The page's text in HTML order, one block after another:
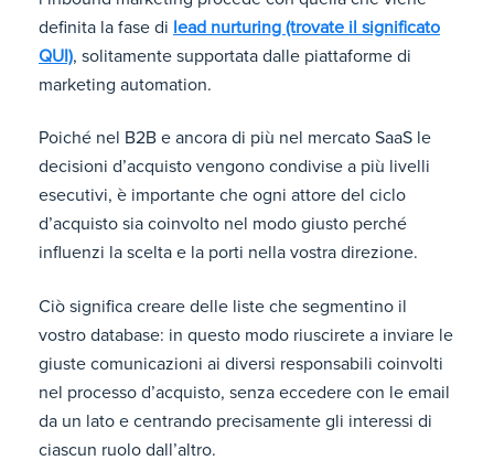
definita la fase di lead nurturing (trovate il significato
QUI), solitamente supportata dalle piattaforme di
marketing automation.
Poiché nel B2B e ancora di più nel mercato SaaS le
decisioni d’acquisto vengono condivise a più livelli
esecutivi, è importante che ogni attore del ciclo
d’acquisto sia coinvolto nel modo giusto perché
influenzi la scelta e la porti nella vostra direzione.
Ciò significa creare delle liste che segmentino il
vostro database: in questo modo riuscirete a inviare le
giuste comunicazioni ai diversi responsabili coinvolti
nel processo d’acquisto, senza eccedere con le email
da un lato e centrando precisamente gli interessi di
ciascun ruolo dall’altro.